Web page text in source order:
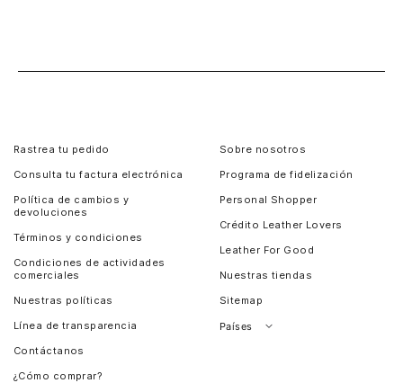
Rastrea tu pedido
Consulta tu factura electrónica
Política de cambios y
devoluciones
Términos y condiciones
Condiciones de actividades
comerciales
Nuestras políticas
Línea de transparencia
Contáctanos
¿Cómo comprar?
Sobre nosotros
Programa de fidelización
Personal Shopper
Crédito Leather Lovers
Leather For Good
Nuestras tiendas
Sitemap
Países